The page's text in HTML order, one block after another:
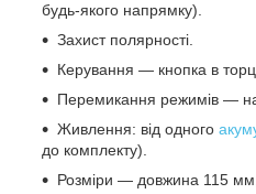
будь-якого напрямку).
Захист полярності.
Керування — кнопка в торці
Перемикання режимів —
Живлення: від одного
до комплекту).
Розміри — довжина 115